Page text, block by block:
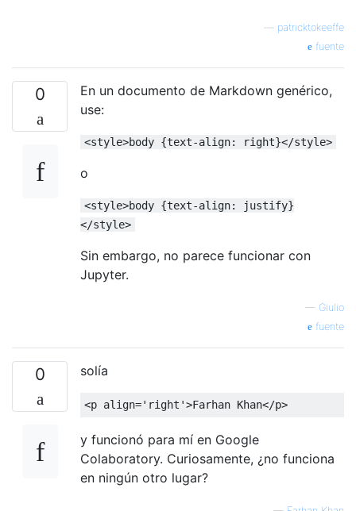
patricktokeeffe
fuente
0
En un documento de Markdown genérico,
use:
<style>body {text-align: right}</style>
o
<style>body {text-align: justify}
</style>
Sin embargo, no parece funcionar con
Jupyter.
— Giulio
fuente
0 solía
y funcionó para mí en Google
Colaboratory. Curiosamente, ¿no funciona
en ningún otro lugar?